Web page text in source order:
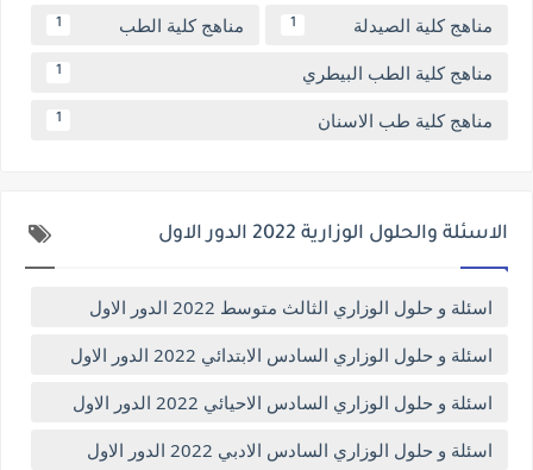
مناهج كلية الصيدلة 1 مناهج كلية الطب 1
مناهج كلية الطب البيطري 1
مناهج كلية طب الاسنان 1
الاسئلة والحلول الوزارية 2022 الدور الاول
اسئلة و حلول الوزاري الثالث متوسط 2022 الدور الاول
اسئلة و حلول الوزاري السادس الابتدائي 2022 الدور الاول
اسئلة و حلول الوزاري السادس الاحيائي 2022 الدور الاول
اسئلة و حلول الوزاري السادس الادبي 2022 الدور الاول